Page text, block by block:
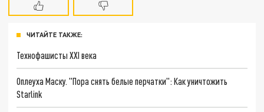
ЧИТАЙТЕ ТАКЖЕ:
Технофашисты XXI века
Оплеуха Маску. "Пора снять белые перчатки": Как уничтожить
Starlink